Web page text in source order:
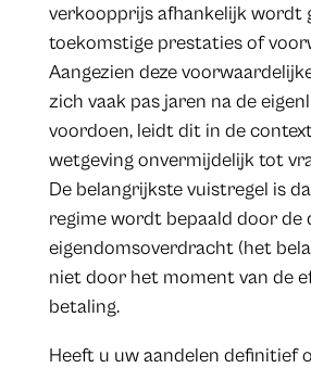
verkoopprijs afhankelijk wordt
toekomstige prestaties of
Aangezien deze
zich vaak pas jaren na de
voordoen, leidt dit in de
wetgeving onvermijdelijk tot
De belangrijkste vuistregel is
regime wordt bepaald door de
eigendomsoverdracht (het
niet door het moment van de
betaling.
Heeft u uw aandelen definitief